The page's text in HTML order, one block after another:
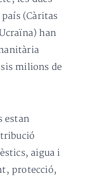
(Càritas
han
sis milions de
estan
aigua i
protecció,